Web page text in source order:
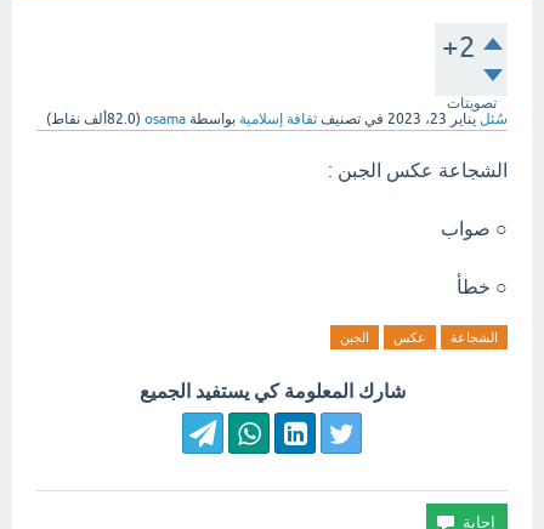
+2
تصويتات
سُئل يناير 23، 2023 في تصنيف ثقافة إسلامية بواسطة osama
(82.0ألف نقاط)
الشجاعة عكس الجبن :
○ صواب
○ خطأ
الشجاعة عكس الجبن
شارك المعلومة كي يستفيد الجميع